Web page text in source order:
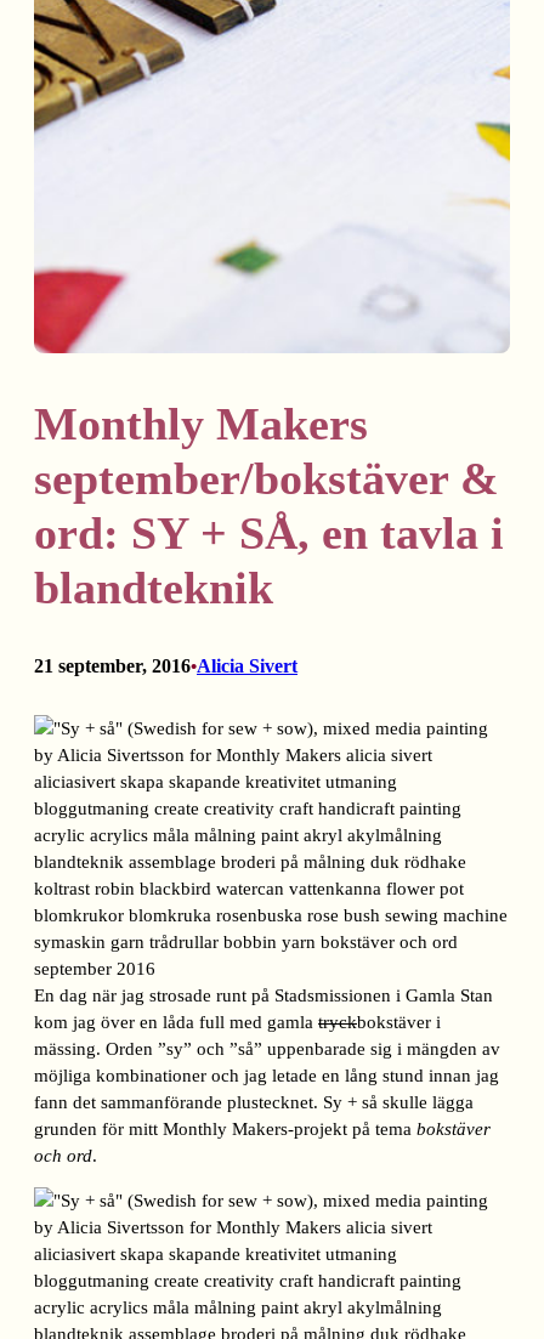
Monthly Makers
september/bokstäver &
ord: SY + SÅ, en tavla i
blandteknik
21 september, 2016•Alicia Sivert
En dag när jag strosade runt på Stadsmissionen i Gamla Stan
kom jag över en låda full med gamla tryckbokstäver i
mässing. Orden ”sy” och ”så” uppenbarade sig i mängden av
möjliga kombinationer och jag letade en lång stund innan jag
fann det sammanförande plustecknet. Sy + så skulle lägga
grunden för mitt Monthly Makers-projekt på tema bokstäver
och ord.